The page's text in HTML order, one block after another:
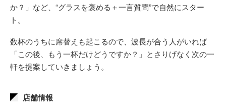
か？」など、“グラスを褒める＋一言質問”で自然にスター
ト。
数杯のうちに席替えも起こるので、波長が合う人がいれば
「この後、もう一杯だけどうですか？」とさりげなく次の一
軒を提案していきましょう。
店舗情報